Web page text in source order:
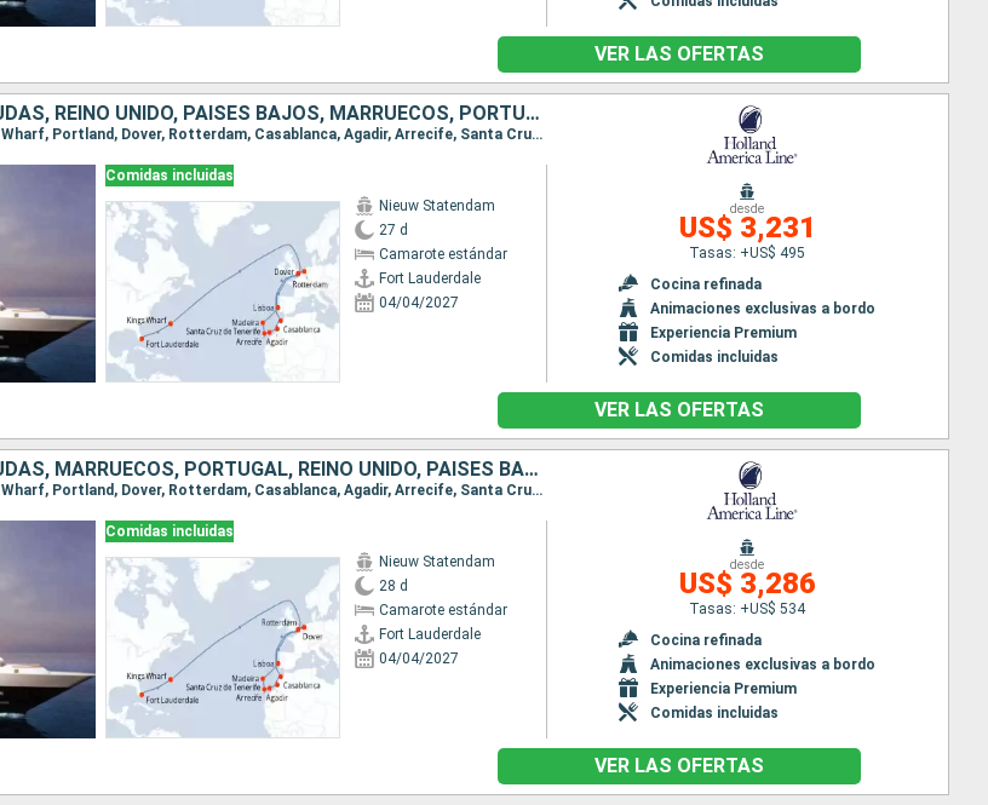
VER LAS OFERTAS
ESTADOS UNIDOS, BERMUDAS, REINO UNIDO, PAISES BAJOS, MARRUECOS, PORTUGAL
Itinerario : Fort Lauderdale, Kings Wharf, Portland, Dover, Rotterdam, Casablanca, Agadir, Arrecife, Santa Cruz de Tenerife, Madeira, Lisboa, Dover
Comidas incluidas
Nieuw Statendam
27 d
Camarote estándar
Fort Lauderdale
04/04/2027
desde
US$ 3,231
Tasas: +US$ 495
Cocina refinada
Animaciones exclusivas a bordo
Experiencia Premium
Comidas incluidas
VER LAS OFERTAS
ESTADOS UNIDOS, BERMUDAS, MARRUECOS, PORTUGAL, REINO UNIDO, PAISES BAJOS
Itinerario : Fort Lauderdale, Kings Wharf, Portland, Dover, Rotterdam, Casablanca, Agadir, Arrecife, Santa Cruz de Tenerife, Madeira, Lisboa, Dover, Rotterdam
Comidas incluidas
Nieuw Statendam
28 d
Camarote estándar
Fort Lauderdale
04/04/2027
desde
US$ 3,286
Tasas: +US$ 534
Cocina refinada
Animaciones exclusivas a bordo
Experiencia Premium
Comidas incluidas
VER LAS OFERTAS